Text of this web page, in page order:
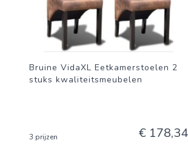
Bruine VidaXL Eetkamerstoelen 2
stuks kwaliteitsmeubelen
3 prijzen € 178,34